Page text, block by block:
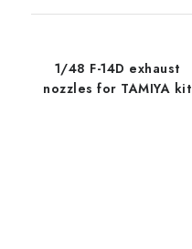
1/48 F-14D exhaust
nozzles for TAMIYA kit